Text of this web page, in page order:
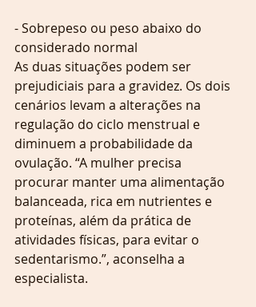
- Sobrepeso ou peso abaixo do
considerado normal
As duas situações podem ser
prejudiciais para a gravidez. Os dois
cenários levam a alterações na
regulação do ciclo menstrual e
diminuem a probabilidade da
ovulação. “A mulher precisa
procurar manter uma alimentação
balanceada, rica em nutrientes e
proteínas, além da prática de
atividades físicas, para evitar o
sedentarismo.”, aconselha a
especialista.